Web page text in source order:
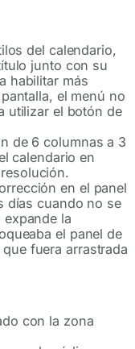
del calendario,
junto con su
habilitar más
el menú no
utilizar el botón de
de 6 columnas a 3
calendario en
en el panel
días cuando no se
la
el panel de
fuera arrastrada
con la zona